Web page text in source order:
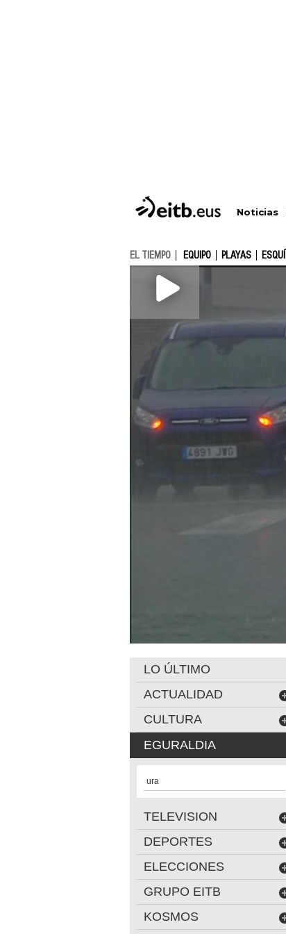
Noticias
EL TIEMPO EQUIPO PLAYAS ESQUÍ
LO ÚLTIMO
ACTUALIDAD
CULTURA
EGURALDIA
ura
TELEVISION
DEPORTES
ELECCIONES
GRUPO EITB
KOSMOS